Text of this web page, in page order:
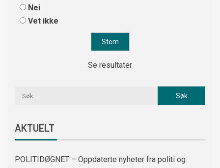
Nei
Vet ikke
Se resultater
AKTUELT
POLITIDØGNET – Oppdaterte nyheter fra politi og